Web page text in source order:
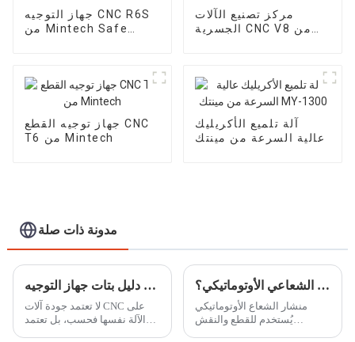
جهاز التوجيه CNC R6S
من Mintech Safe
مركز تصنيع الآلات
الجسرية CNC V8 من
جهاز توجيه القطع CNC
T6 من Mintech
آلة تلميع الأكريليك
عالية السرعة من مينتك
مدونة ذات صلة
دليل بتات جهاز التوجيه CNC: اختيار الأداة المناسبة للمواد المختلفة
لا تعتمد جودة آلات CNC على
الآلة نفسها فحسب، بل تعتمد
كيف يمكننا استخدام المنشار الشعاعي الأوتوماتيكي؟
منشار الشعاع الأوتوماتيكي
يُستخدم للقطع والنقش